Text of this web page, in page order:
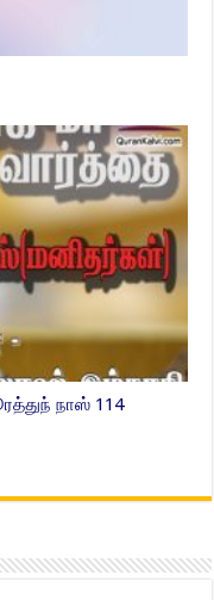
நாஸ் 114